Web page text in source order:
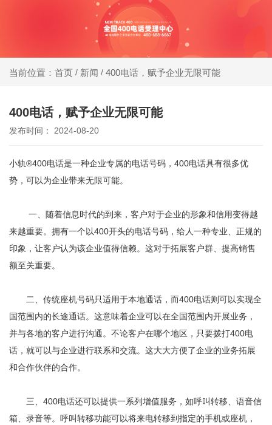
400电话受理中心
办400电话就选小轨®400，大品牌，号码
更优
当前位置：首页 / 新闻 / 400电话，赋予企业无限可能
400电话，赋予企业无限可能
发布时间： 2024-08-20
小轨®400电话是一种企业专属的电话号码，400电话具有很多优
势，可以为企业带来无限可能。
一、随着信息时代的到来，客户对于企业的形象和信用变得越
来越重要。拥有一个以400开头的电话号码 ，给人一种专业、正规的
印象，让客户认为该企业值得信赖。这对于拓展客户群、提高销售
额至关重要。
二、传统座机号码只适用于本地通话，而400电话则可以实现全
国范围内的长途通话。这意味着企业可以在全国范围内开展业务，
并与各地的客户进行沟通。不论客户在哪个地区，只要拨打400电
话，就可以与企业进行联系和交流。这大大方便了企业的业务拓展
和合作伙伴的合作。
三、400电话还可以提供一系列增值服务，如呼叫转移、语音信
箱、录音等。呼叫转移功能可以将来电转移到指定的手机或座机，